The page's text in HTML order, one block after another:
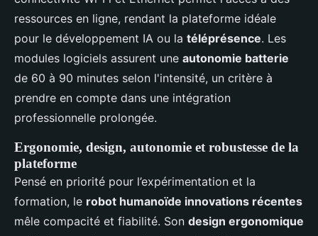
ressources en ligne, rendant la plateforme idéale
pour le développement IA ou la téléprésence. Les
modules logiciels assurent une autonomie batterie
de 60 à 90 minutes selon l'intensité, un critère à
prendre en compte dans une intégration
professionnelle prolongée.
Ergonomie, design, autonomie et robustesse de la
plateforme
Pensé en priorité pour l’expérimentation et la
formation, le robot humanoïde innovations récentes
mêle compacité et fiabilité. Son design ergonomique